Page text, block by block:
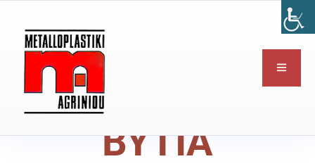
ΒΥΤΙΑ